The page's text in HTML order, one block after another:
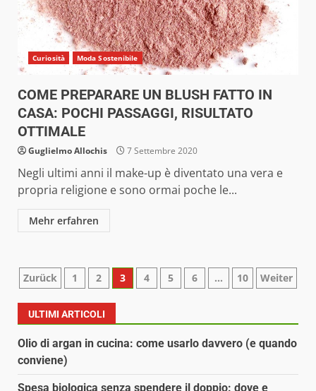
Curiosità Moda Sostenibile
COME PREPARARE UN BLUSH FATTO IN
CASA: POCHI PASSAGGI, RISULTATO
OTTIMALE
Guglielmo Allochis 7 Settembre 2020
Negli ultimi anni il make-up è diventato una vera e
propria religione e sono ormai poche le...
Mehr erfahren
Paginazione
degli
articoli
Zurück 1 2 3 4 5 6 … 10 Weiter
ULTIMI ARTICOLI
Olio di argan in cucina: come usarlo davvero (e quando
conviene)
Spesa biologica senza spendere il doppio: dove e